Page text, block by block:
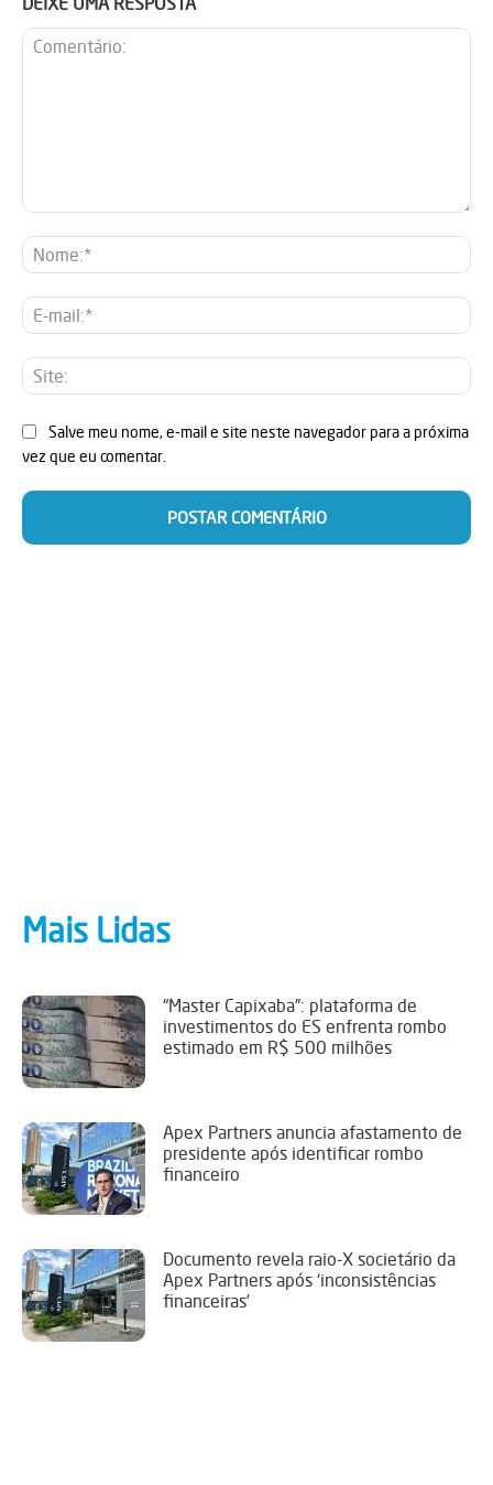
E-
Salve meu nome, e-mail e site neste navegador para a próxima
vez que eu comentar.
Mais Lidas
“Master Capixaba”: plataforma de
investimentos do ES enfrenta rombo
estimado em R$ 500 milhões
Apex Partners anuncia afastamento de
presidente após identificar rombo
financeiro
Documento revela raio-X societário da
Apex Partners após ‘inconsistências
financeiras’